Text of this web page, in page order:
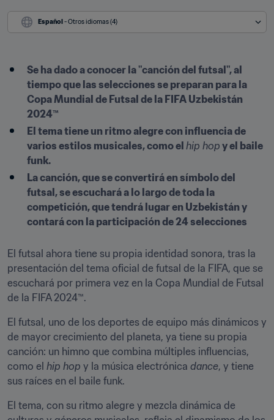
Español - Otros idiomas (4)
Se ha dado a conocer la "canción del futsal", al
tiempo que las selecciones se preparan para la
Copa Mundial de Futsal de la FIFA Uzbekistán
2024™
El tema tiene un ritmo alegre con influencia de
varios estilos musicales, como el hip hop y el baile
funk.
La canción, que se convertirá en símbolo del
futsal, se escuchará a lo largo de toda la
competición, que tendrá lugar en Uzbekistán y
contará con la participación de 24 selecciones
El futsal ahora tiene su propia identidad sonora, tras la
presentación del tema oficial de futsal de la FIFA, que se
escuchará por primera vez en la Copa Mundial de Futsal
de la FIFA 2024™.
El futsal, uno de los deportes de equipo más dinámicos y
de mayor crecimiento del planeta, ya tiene su propia
canción: un himno que combina múltiples influencias,
como el hip hop y la música electrónica dance, y tiene
sus raíces en el baile funk.
El tema, con su ritmo alegre y mezcla dinámica de